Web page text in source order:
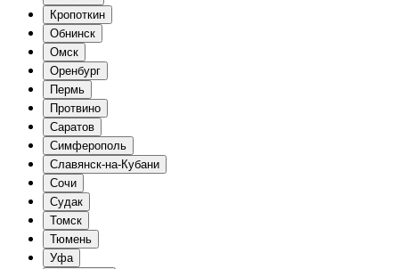
Кропоткин
Обнинск
Омск
Оренбург
Пермь
Протвино
Саратов
Симферополь
Славянск-на-Кубани
Сочи
Судак
Томск
Тюмень
Уфа